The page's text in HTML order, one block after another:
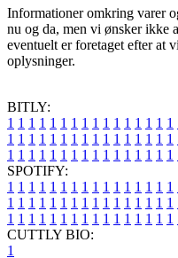
Informationer omkring varer
nu og da, men vi ønsker ikke
eventuelt er foretaget efter at
oplysninger.
BITLY:
1 1 1 1 1 1 1 1 1 1 1 1 1 1 1 1
1 1 1 1 1 1 1 1 1 1 1 1 1 1 1 1
1 1 1 1 1 1 1 1 1 1 1 1 1 1 1 1
SPOTIFY:
1 1 1 1 1 1 1 1 1 1 1 1 1 1 1 1
1 1 1 1 1 1 1 1 1 1 1 1 1 1 1 1
1 1 1 1 1 1 1 1 1 1 1 1 1 1 1 1
CUTTLY BIO:
1